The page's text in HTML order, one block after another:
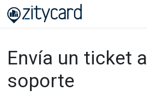
Ir al contenido
Envía un ticket a
soporte